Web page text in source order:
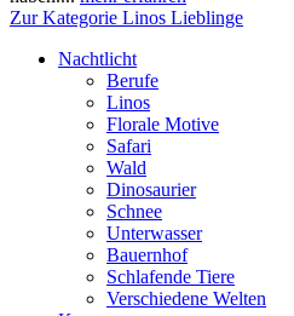
Zur Kategorie Linos Lieblinge
Nachtlicht
Berufe
Linos
Florale Motive
Safari
Wald
Dinosaurier
Schnee
Unterwasser
Bauernhof
Schlafende Tiere
Verschiedene Welten